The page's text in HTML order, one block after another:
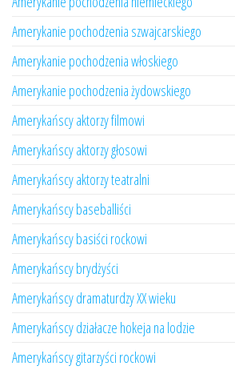
Amerykanie pochodzenia szwajcarskiego
Amerykanie pochodzenia włoskiego
Amerykanie pochodzenia żydowskiego
Amerykańscy aktorzy filmowi
Amerykańscy aktorzy głosowi
Amerykańscy aktorzy teatralni
Amerykańscy baseballiści
Amerykańscy basiści rockowi
Amerykańscy brydżyści
Amerykańscy dramaturdzy XX wieku
Amerykańscy działacze hokeja na lodzie
Amerykańscy gitarzyści rockowi